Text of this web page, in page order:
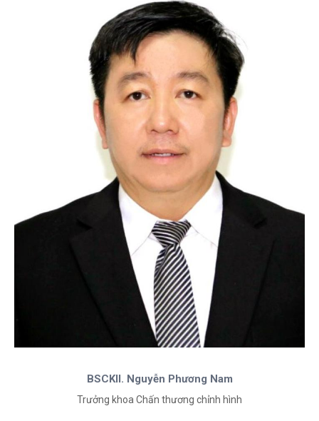
BSCKII. Nguyễn Phương Nam
Trưởng khoa Chấn thương chỉnh hình